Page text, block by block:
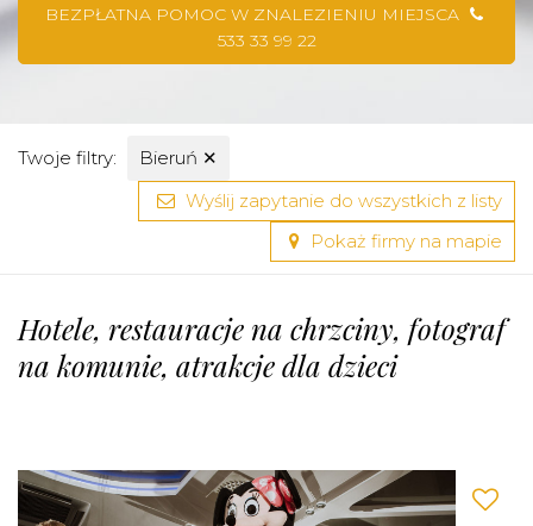
BEZPŁATNA POMOC W ZNALEZIENIU MIEJSCA
533 33 99 22
Twoje filtry: Bieruń ✕
Wyślij zapytanie do wszystkich z listy
Pokaż firmy na mapie
Hotele, restauracje na chrzciny, fotograf
na komunie, atrakcje dla dzieci